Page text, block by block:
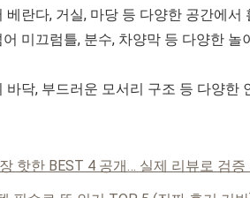
란다, 거실, 마당 등 다양한 공간에서
미끄럼틀, 분수, 차양막 등 다양한
닥, 부드러운 모서리 구조 등 다양한
핫한 BEST 4 공개… 실제 리뷰로 검증